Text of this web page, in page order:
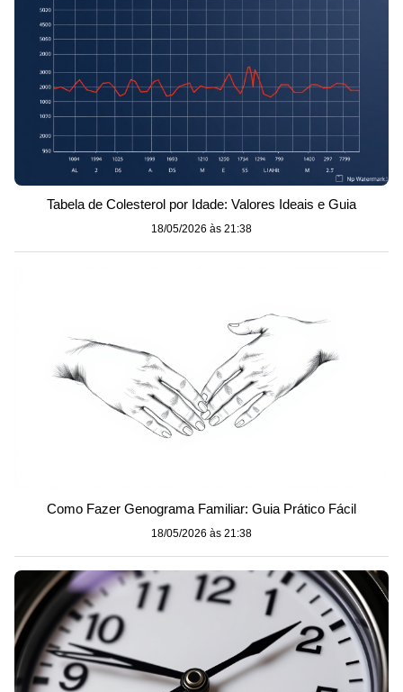
Tabela de Colesterol por Idade: Valores Ideais e Guia
18/05/2026 às 21:38
Como Fazer Genograma Familiar: Guia Prático Fácil
18/05/2026 às 21:38